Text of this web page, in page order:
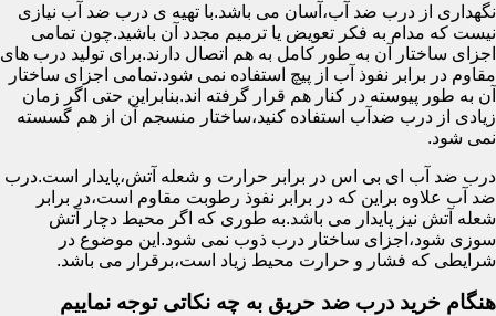
نگهداری از درب ضد آب،آسان می باشد.با تهیه ی درب ضد آب نیازی
نیست که مدام به فکر تعویض یا ترمیم مجدد آن باشید.چون تمامی
اجزای ساختار آن به طور کامل به هم اتصال دارند.برای تولید درب های
مقاوم در برابر نفوذ آب از پیچ استفاده نمی شود.تمامی اجزای ساختار
آن به طور پیوسته در کنار هم قرار گرفته اند.بنابراین حتی اگر زمان
زیادی از درب ضدآب استفاده کنید،ساختار منسجم آن از هم گسسته
نمی شود.
درب ضد آب ای بی اس در برابر حرارت و شعله آتش،پایدار است.درب
ضد آب علاوه براین که در برابر نفوذ رطوبت مقاوم است،در برابر
شعله آتش نیز پایدار می باشد.به طوری که اگر محیط دچار آتش
سوزی شود،اجزای ساختار درب ذوب نمی شود.این موضوع در
شرایطی که فشار و حرارت محیط زیاد است،برقرار می باشد.
هنگام خرید درب ضد حریق به چه نکاتی توجه نماییم